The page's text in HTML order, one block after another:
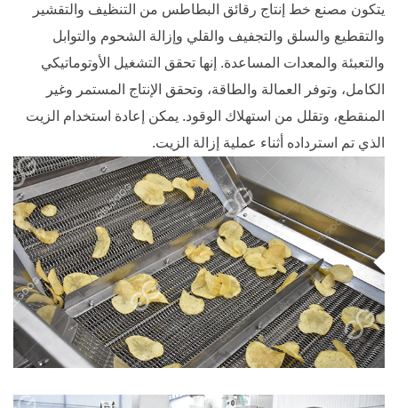
يتكون مصنع خط إنتاج رقائق البطاطس من التنظيف والتقشير
والتقطيع والسلق والتجفيف والقلي وإزالة الشحوم والتوابل
والتعبئة والمعدات المساعدة. إنها تحقق التشغيل الأوتوماتيكي
الكامل، وتوفر العمالة والطاقة، وتحقق الإنتاج المستمر وغير
المنقطع، وتقلل من استهلاك الوقود. يمكن إعادة استخدام الزيت
الذي تم استرداده أثناء عملية إزالة الزيت.